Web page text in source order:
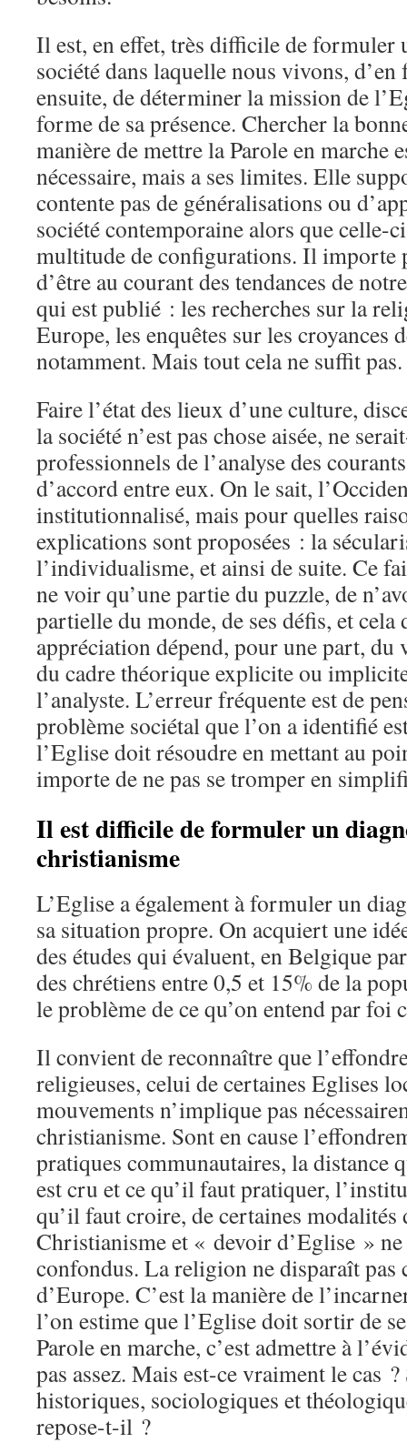
Il est, en effet, très difficile de formuler
société dans laquelle nous vivons,
ensuite, de déterminer la mission de
forme de sa présence. Chercher la
manière de mettre la Parole en marche
nécessaire, mais a ses limites. Elle
contente pas de généralisations ou
société contemporaine alors que celle-
multitude de configurations. Il importe
d’être au courant des tendances de
qui est publié : les recherches sur la
Europe, les enquêtes sur les croyances
notamment. Mais tout cela ne suffit pas.
Faire l’état des lieux d’une culture,
la société n’est pas chose aisée, ne
professionnels de l’analyse des
d’accord entre eux. On le sait,
institutionnalisé, mais pour quelles
explications sont proposées : la
l’individualisme, et ainsi de suite. Ce
ne voir qu’une partie du puzzle, de
partielle du monde, de ses défis, et cela
appréciation dépend, pour une part, du
du cadre théorique explicite ou
l’analyste. L’erreur fréquente est de
problème sociétal que l’on a identifié
l’Eglise doit résoudre en mettant au
importe de ne pas se tromper en
Il est difficile de formuler un
christianisme
L’Eglise a également à formuler un
sa situation propre. On acquiert une
des études qui évaluent, en Belgique
des chrétiens entre 0,5 et 15% de la
le problème de ce qu’on entend par foi
Il convient de reconnaître que
religieuses, celui de certaines Eglises
mouvements n’implique pas
christianisme. Sont en cause
pratiques communautaires, la distance
est cru et ce qu’il faut pratiquer,
qu’il faut croire, de certaines modalités
Christianisme et « devoir d’Eglise »
confondus. La religion ne disparaît pas
d’Europe. C’est la manière de
l’on estime que l’Eglise doit sortir de
Parole en marche, c’est admettre à
pas assez. Mais est-ce vraiment le cas
historiques, sociologiques et
repose-t-il ?